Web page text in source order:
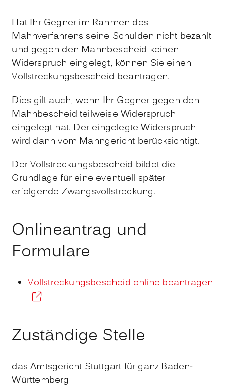
Hat Ihr Gegner im Rahmen des
Mahnverfahrens seine Schulden nicht bezahlt
und gegen den Mahnbescheid keinen
Widerspruch eingelegt, können Sie einen
Vollstreckungsbescheid beantragen.
Dies gilt auch, wenn Ihr Gegner gegen den
Mahnbescheid teilweise Widerspruch
eingelegt hat. Der eingelegte Widerspruch
wird dann vom Mahngericht berücksichtigt.
Der Vollstreckungsbescheid bildet die
Grundlage für eine eventuell später
erfolgende Zwangsvollstreckung.
Onlineantrag und
Formulare
Vollstreckungsbescheid online beantragen
Zuständige Stelle
das Amtsgericht Stuttgart für ganz Baden-
Württemberg